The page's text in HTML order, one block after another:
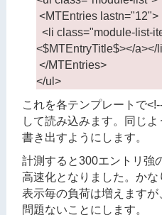
<MTEntries lastn="12">
<li class="module-list-
<$MTEntryTitle$></a></
</MTEntries>
</ul>
これを各テンプレートで
して読み込みます。同じ
書き出すようにします。
計測すると300エントリ強
高速化となりました。か
表示毎の負荷は増えます
問題ないことにします。